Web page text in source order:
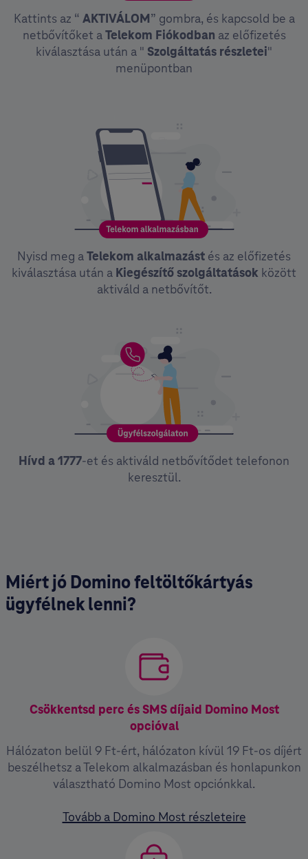
Kattints az “ AKTIVÁLOM” gombra, és kapcsold be a
netbővítőket aTelekom Fiókodban az előfizetés
kiválasztása után a " Szolgáltatás részletei"
menüpontban
Nyisd meg aTelekom alkalmazást és az előfizetés
kiválasztása után a Kiegészítő szolgáltatások között
aktiváld a netbővítőt.
Hívd a 1777-et és aktiváld netbővítődet telefonon
keresztül.
Miért jó Domino feltöltőkártyás
ügyfélnek lenni?
Csökkentsd perc és SMS díjaid Domino Most
opcióval
Hálózaton belül 9 Ft-ért, hálózaton kívül 19 Ft-os díjért
beszélhetsz a Telekom alkalmazásban és honlapunkon
választható Domino Most opciónkkal.
Tovább a Domino Most részleteire